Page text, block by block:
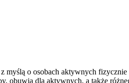
o osobach aktywnych
obuwia dla aktywnych, a także